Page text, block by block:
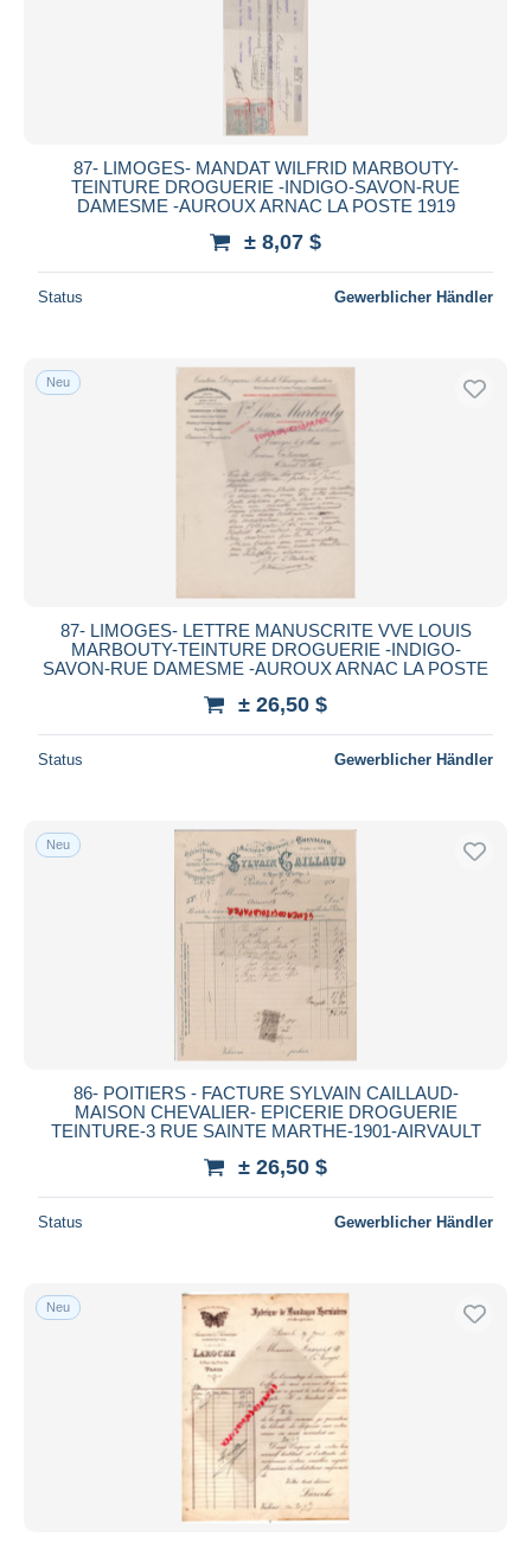
87- LIMOGES- MANDAT WILFRID MARBOUTY-
TEINTURE DROGUERIE -INDIGO-SAVON-RUE
DAMESME -AUROUX ARNAC LA POSTE 1919
± 8,07 $
Status Gewerblicher Händler
Neu
87- LIMOGES- LETTRE MANUSCRITE VVE LOUIS
MARBOUTY-TEINTURE DROGUERIE -INDIGO-
SAVON-RUE DAMESME -AUROUX ARNAC LA POSTE
± 26,50 $
Status Gewerblicher Händler
Neu
86- POITIERS - FACTURE SYLVAIN CAILLAUD-
MAISON CHEVALIER- EPICERIE DROGUERIE
TEINTURE-3 RUE SAINTE MARTHE-1901-AIRVAULT
± 26,50 $
Status Gewerblicher Händler
Neu